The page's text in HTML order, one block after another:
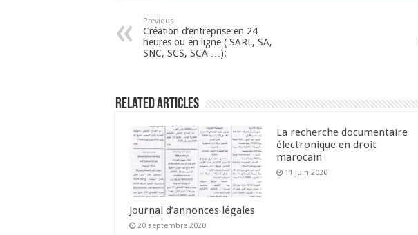
Previous
Création d’entreprise en 24
heures ou en ligne ( SARL, SA,
SNC, SCS, SCA …):
Related Articles
Journal d’annonces légales
20 septembre 2020
La recherche documentaire
électronique en droit
marocain
11 juin 2020